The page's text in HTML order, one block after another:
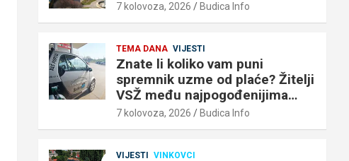
7 kolovoza, 2026 Budica Info
TEMA DANA VIJESTI
Znate li koliko vam puni
spremnik uzme od plaće? Žitelji
VSŽ među najpogođenijima…
7 kolovoza, 2026 Budica Info
VIJESTI VINKOVCI